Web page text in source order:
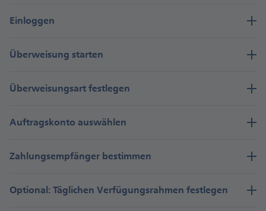
Einloggen
Über­weisung starten
Über­weisungs­art fest­legen
Auftrags­konto aus­wählen
Zahlungs­empfänger be­stimmen
Optional: Täg­lichen Ver­fügungs­rahmen fest­legen